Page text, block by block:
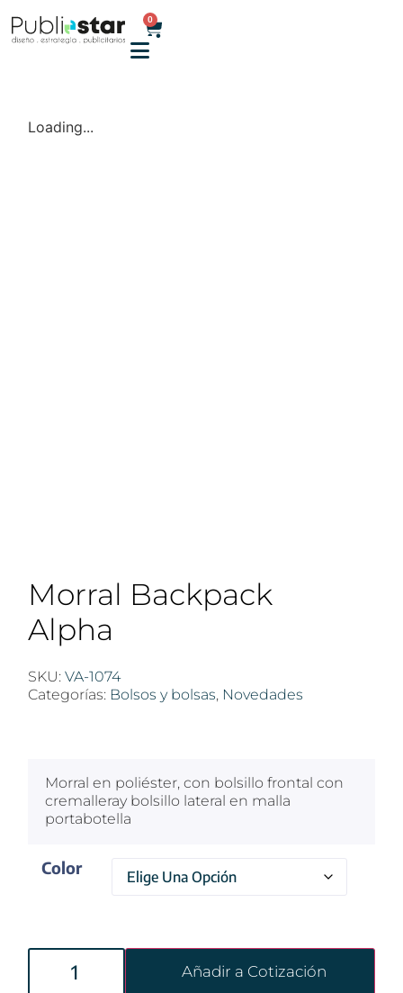
0
Loading...
Morral Backpack
Alpha
SKU: VA-1074
Categorías: Bolsos y bolsas, Novedades
Morral en poliéster, con bolsillo frontal con
cremalleray bolsillo lateral en malla
portabotella
Color
Añadir a Cotización